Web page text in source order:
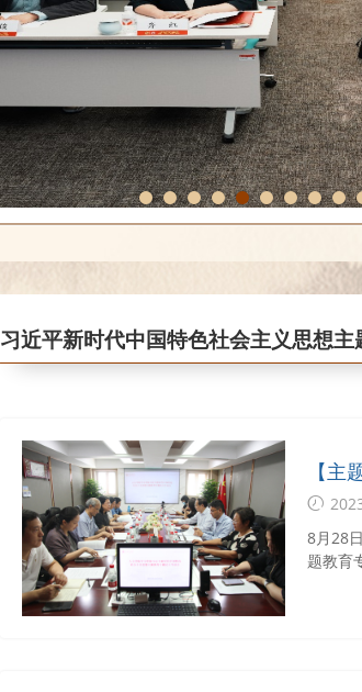
1 2 3 4 5 6 7 8 9 10 11
习近平新时代中国特色社会主义思想主
【
8月28
题教育